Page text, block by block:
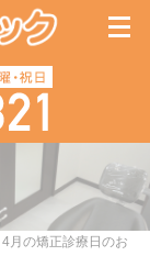
4月の矯正診療日のお